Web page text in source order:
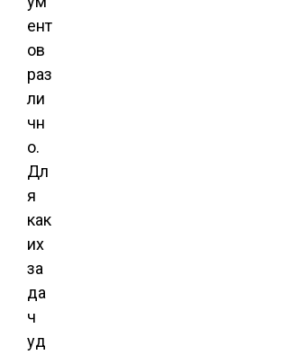
ент
ов
раз
ли
чн
о.
Дл
я
как
их
за
да
ч
уд